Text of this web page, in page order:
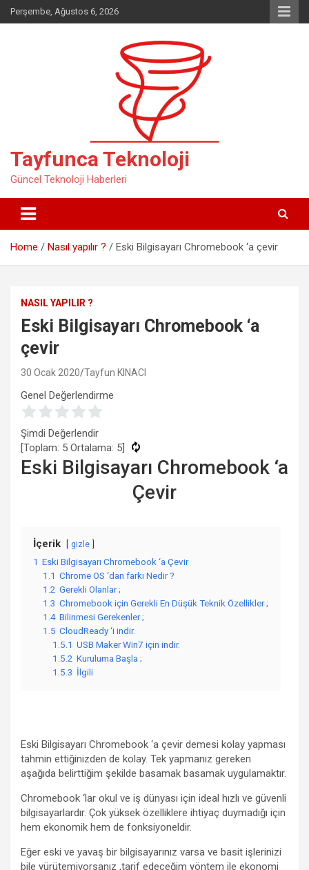
Skip
to
Perşembe, Ağustos 6, 2026
Tayfunca Teknoloji
Güncel Teknoloji Haberleri
Home Nasıl yapılır ? Eski Bilgisayarı Chromebook ‘a çevir
NASIL YAPILIR ?
Eski Bilgisayarı Chromebook ‘a
çevir
30 Ocak 2020 Tayfun KINACI
Genel Değerlendirme
Şimdi Değerlendir
[Toplam: 5 Ortalama: 5]
Eski Bilgisayarı Chromebook ‘a
Çevir
İçerik gizle
1 Eski Bilgisayarı Chromebook ‘a Çevir
1.1 Chrome OS ‘dan farkı Nedir ?
1.2 Gerekli Olanlar ;
1.3 Chromebook için Gerekli En Düşük Teknik Özellikler ;
1.4 Bilinmesi Gerekenler ;
1.5 CloudReady ‘i indir.
1.5.1 USB Maker Win7 için indir.
1.5.2 Kuruluma Başla ;
1.5.3 İlgili
Eski Bilgisayarı Chromebook ‘a çevir demesi kolay yapması
tahmin ettiğinizden de kolay. Tek yapmanız gereken
aşağıda belirttiğim şekilde basamak basamak uygulamaktır.
Chromebook ‘lar okul ve iş dünyası için ideal hızlı ve güvenli
bilgisayarlardır. Çok yüksek özelliklere ihtiyaç duymadığı için
hem ekonomik hem de fonksiyoneldir.
Eğer eski ve yavaş bir bilgisayarınız varsa ve basit işlerinizi
bile yürütemiyorsanız ,tarif edeceğim yöntem ile ekonomi